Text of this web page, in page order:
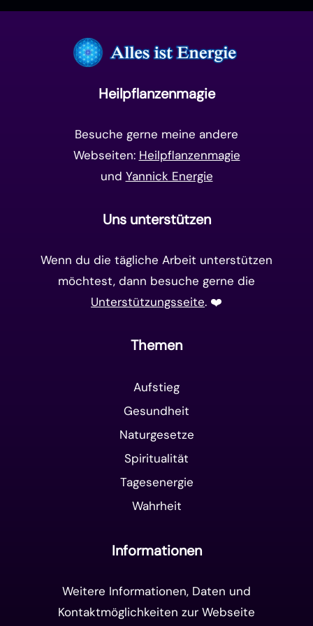
Unterbewusstsein
Heilpflanzenmagie
Besuche gerne meine andere
Webseiten: Heilpflanzenmagie
und Yannick Energie
Uns unterstützen
Wenn du die tägliche Arbeit unterstützen
möchtest, dann besuche gerne die
Unterstützungsseite. ❤️️
Themen
Aufstieg
Gesundheit
Naturgesetze
Spiritualität
Tagesenergie
Wahrheit
Informationen
Weitere Informationen, Daten und
Kontaktmöglichkeiten zur Webseite